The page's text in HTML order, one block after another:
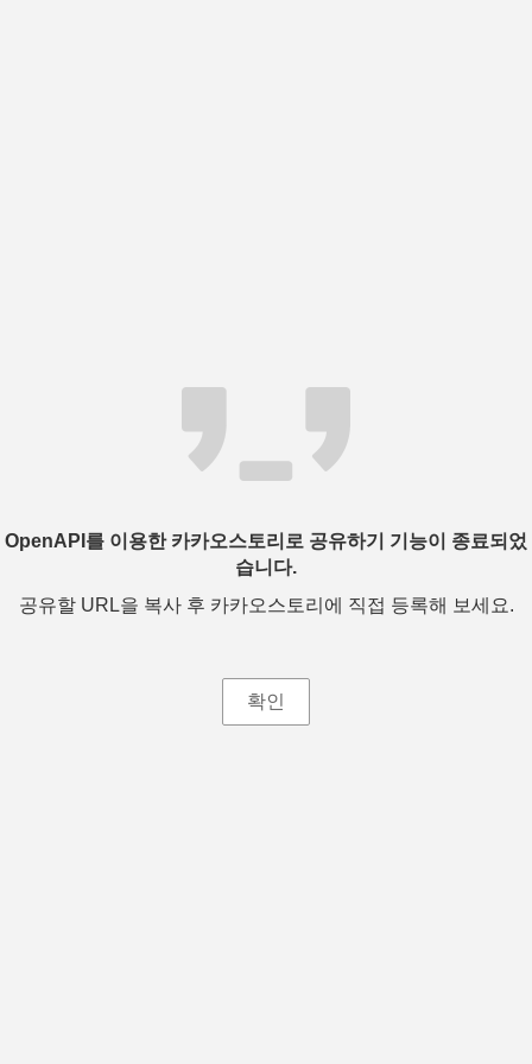
OpenAPI를 이용한 카카오스토리로 공유하기 기능이 종료되었
습니다.
공유할 URL을 복사 후 카카오스토리에 직접 등록해 보세요.
확인